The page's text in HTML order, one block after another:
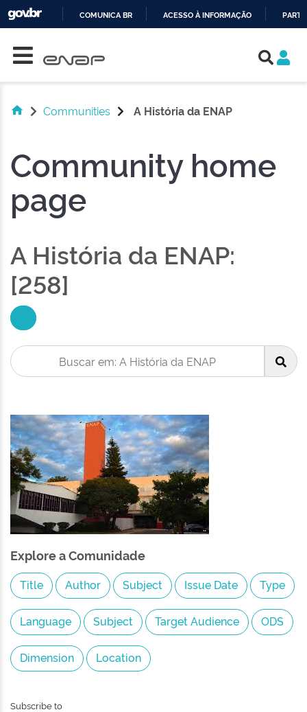
COMUNICA BR ACESSO À INFORMAÇÃO
Communities A História da ENAP
Community home
page
A História da ENAP:
[258]
Explore a Comunidade
Subscribe to